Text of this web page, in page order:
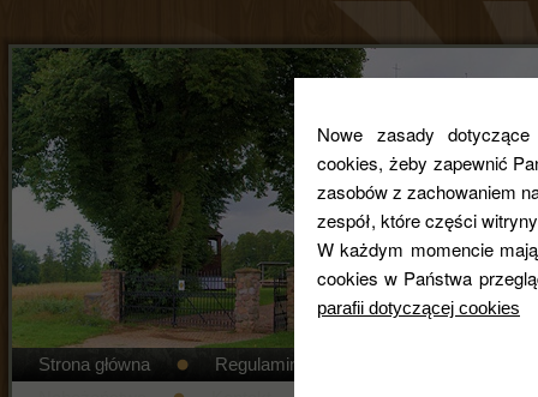
Nowe zasady
cookies, żeby zapewnić
zasobów z zachowaniem
zespół, które części
W każdym momencie
cookies w Państwa
parafii dotyczącej cookies
Strona główna Regulamin cmentarza